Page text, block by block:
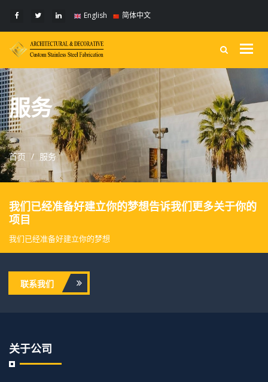
English 简体中文
服务
首页 服务
我们已经准备好建立你的梦想告诉我们更多关于你的
项目
我们已经准备好建立你的梦想
联系我们
关于公司